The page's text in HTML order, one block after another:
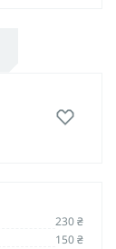
230 ₴
150 ₴